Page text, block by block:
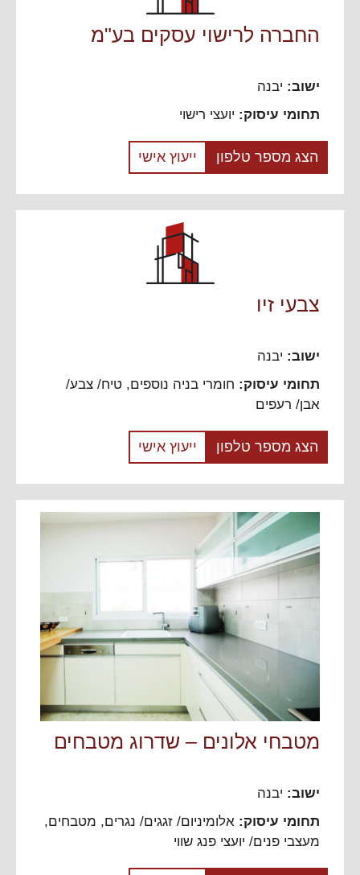
החברה לרישוי עסקים בע"מ
ישוב: יבנה
תחומי עיסוק: יועצי רישוי
הצג מספר טלפון ייעוץ אישי
צבעי זיו
ישוב: יבנה
תחומי עיסוק: חומרי בניה נוספים, טיח/ צבע/
אבן/ רעפים
הצג מספר טלפון ייעוץ אישי
מטבחי אלונים – שדרוג מטבחים
ישוב: יבנה
תחומי עיסוק: אלומיניום/ זגגים/ נגרים, מטבחים,
מעצבי פנים/ יועצי פנג שווי